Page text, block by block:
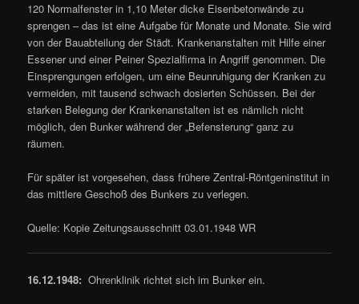
120 Normalfenster in 1,10 Meter dicke Eisenbetonwände zu
sprengen – das ist eine Aufgabe für Monate und Monate. Sie wird
von der Bauabteilung der Städt. Krankenanstalten mit Hilfe einer
Essener und einer Peiner Spezialfirma in Angriff genommen. Die
Einsprengungen erfolgen, um eine Beunruhigung der Kranken zu
vermeiden, mit tausend schwach dosierten Schüssen. Bei der
starken Belegung der Krankenanstalten ist es nämlich nicht
möglich, den Bunker während der „Befensterung“ ganz zu
räumen.
Für später ist vorgesehen, dass frühere Zentral-Röntgeninstitut in
das mittlere Geschoß des Bunkers zu verlegen.
Quelle: Kopie Zeitungsausschnitt 03.01.1948 WR
16.12.1948:Ohrenklinik richtet sich im Bunker ein.